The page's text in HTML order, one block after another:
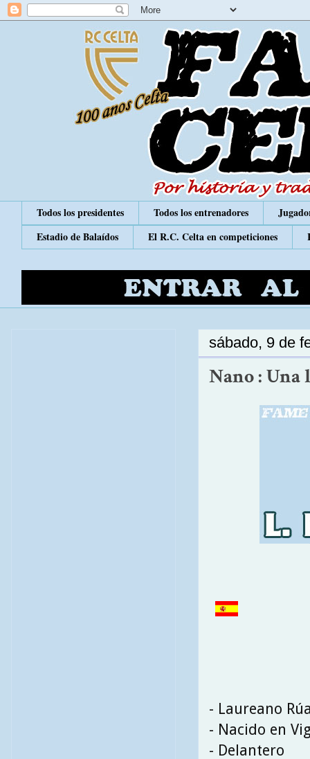
Todos los presidentes Todos los entrenadores
Estadio de Balaídos
El R.C. Celta en competiciones
sábado, 9 de
Nano :
- Laureano
- Nacido en
- Delantero